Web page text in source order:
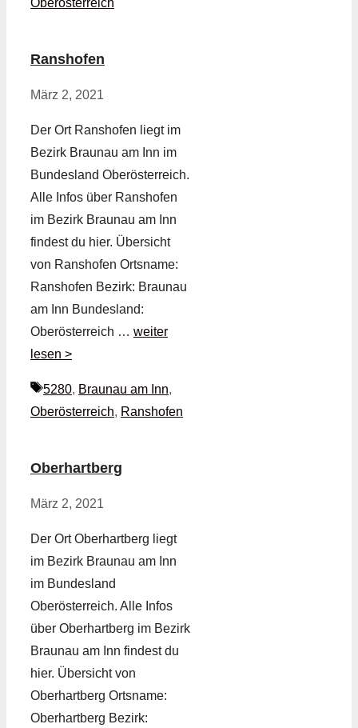
Oberösterreich
Ranshofen
März 2, 2021
Der Ort Ranshofen liegt im
Bezirk Braunau am Inn im
Bundesland Oberösterreich.
Alle Infos über Ranshofen
im Bezirk Braunau am Inn
findest du hier. Übersicht
von Ranshofen Ortsname:
Ranshofen Bezirk: Braunau
am Inn Bundesland:
Oberösterreich … weiter
lesen >
Schlagwörter
5280, Braunau am Inn,
Oberösterreich, Ranshofen
Oberhartberg
März 2, 2021
Der Ort Oberhartberg liegt
im Bezirk Braunau am Inn
im Bundesland
Oberösterreich. Alle Infos
über Oberhartberg im Bezirk
Braunau am Inn findest du
hier. Übersicht von
Oberhartberg Ortsname:
Oberhartberg Bezirk: